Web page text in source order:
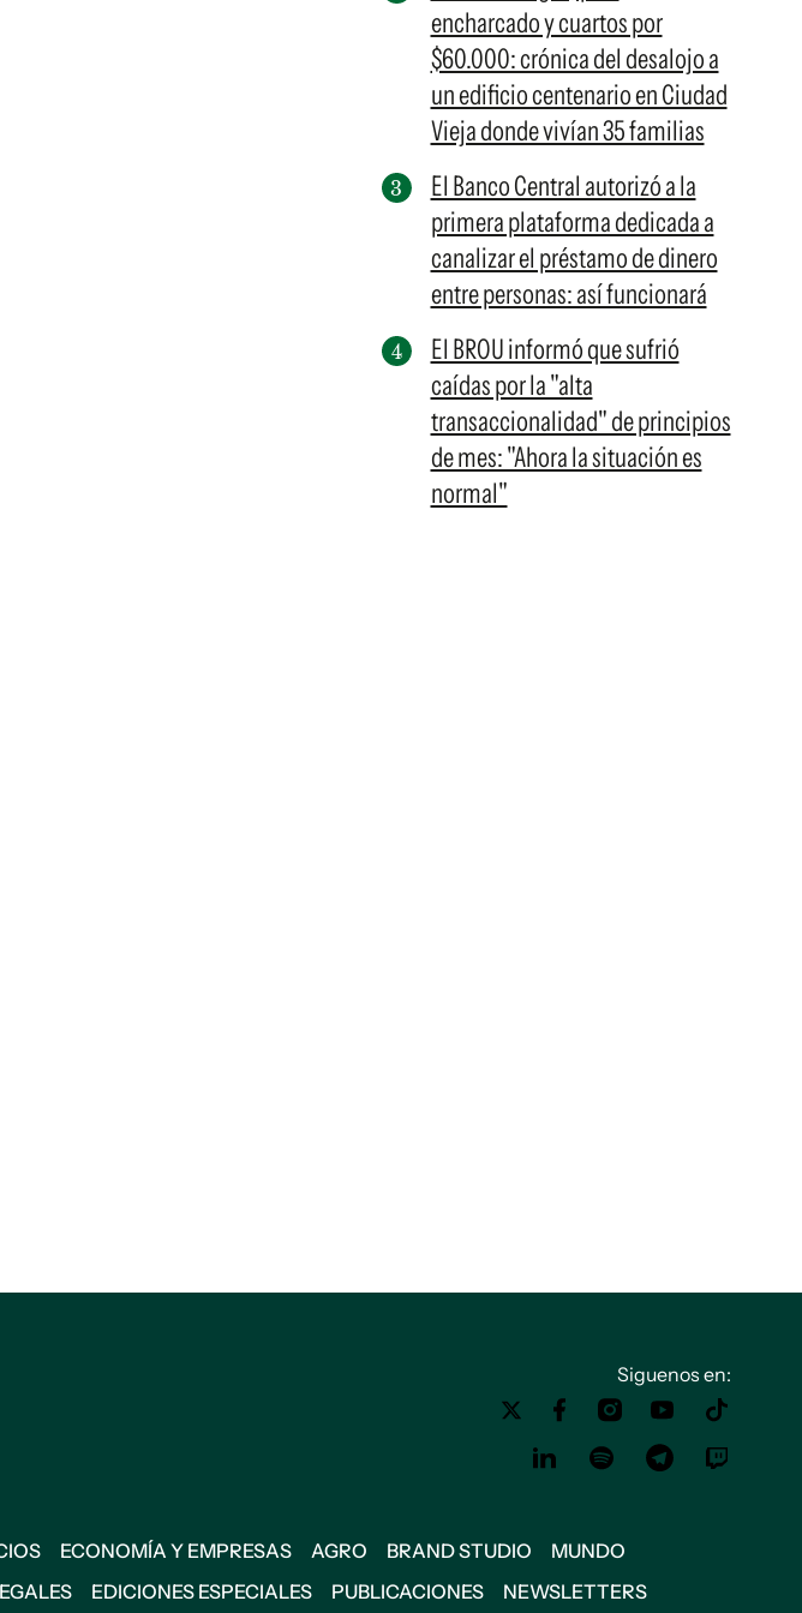
encharcado y cuartos por
$60.000: crónica del desalojo a
un edificio centenario en Ciudad
Vieja donde vivían 35 familias
El Banco Central autorizó a la
primera plataforma dedicada a
canalizar el préstamo de dinero
entre personas: así funcionará
El BROU informó que sufrió
caídas por la "alta
transaccionalidad" de principios
de mes: "Ahora la situación es
normal"
Siguenos en:
ECONOMÍA Y EMPRESAS AGRO BRAND STUDIO
MUNDO
EDICIONES ESPECIALES PUBLICACIONES NEWSLETTERS